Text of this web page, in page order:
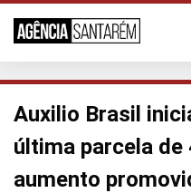
Auxilio Brasil
última parcela
aumento